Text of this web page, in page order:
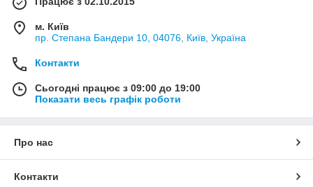
м. Київ
пр. Степана Бандери 10, 04076, Київ, Україна
Контакти
Сьогодні працює з 09:00 до 19:00
Показати весь графік роботи
Про нас
Контакти